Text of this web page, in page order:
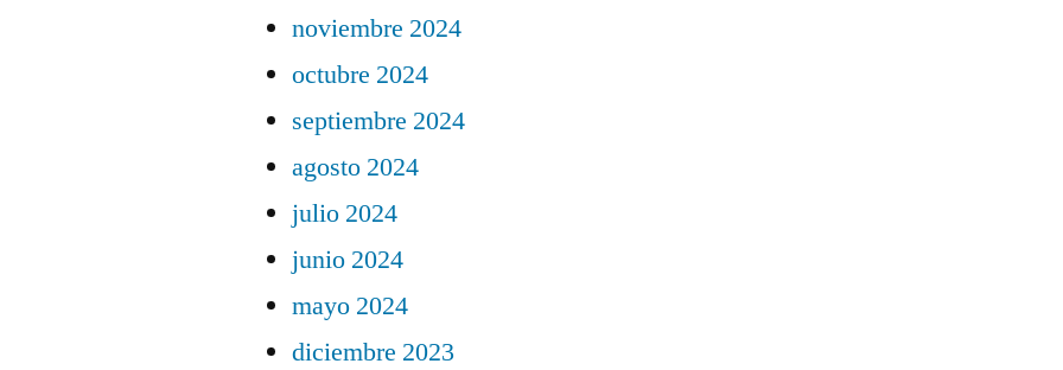
noviembre 2024
octubre 2024
septiembre 2024
agosto 2024
julio 2024
junio 2024
mayo 2024
diciembre 2023